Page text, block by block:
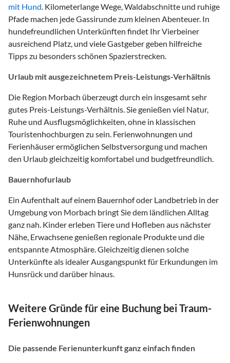
mit Hund. Kilometerlange Wege, Waldabschnitte und ruhige
Pfade machen jede Gassirunde zum kleinen Abenteuer. In
hundefreundlichen Unterkünften findet Ihr Vierbeiner
ausreichend Platz, und viele Gastgeber geben hilfreiche
Tipps zu besonders schönen Spazierstrecken.
Urlaub mit ausgezeichnetem Preis-Leistungs-Verhältnis
Die Region Morbach überzeugt durch ein insgesamt sehr
gutes Preis-Leistungs-Verhältnis. Sie genießen viel Natur,
Ruhe und Ausflugsmöglichkeiten, ohne in klassischen
Touristenhochburgen zu sein. Ferienwohnungen und
Ferienhäuser ermöglichen Selbstversorgung und machen
den Urlaub gleichzeitig komfortabel und budgetfreundlich.
Bauernhofurlaub
Ein Aufenthalt auf einem Bauernhof oder Landbetrieb in der
Umgebung von Morbach bringt Sie dem ländlichen Alltag
ganz nah. Kinder erleben Tiere und Hofleben aus nächster
Nähe, Erwachsene genießen regionale Produkte und die
entspannte Atmosphäre. Gleichzeitig dienen solche
Unterkünfte als idealer Ausgangspunkt für Erkundungen im
Hunsrück und darüber hinaus.
Weitere Gründe für eine Buchung bei Traum-
Ferienwohnungen
Die passende Ferienunterkunft ganz einfach finden